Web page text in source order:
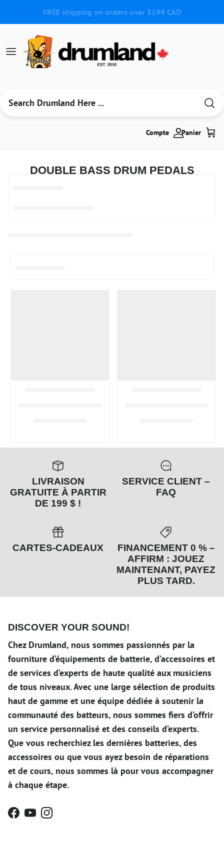
Compte Panier
DOUBLE BASS DRUM PEDALS
LIVRAISON
GRATUITE À PARTIR
DE 199 $ !
SERVICE CLIENT –
FAQ
CARTES-CADEAUX
FINANCEMENT 0 % –
AFFIRM : JOUEZ
MAINTENANT, PAYEZ
PLUS TARD.
DISCOVER YOUR SOUND!
Chez Drumland, nous sommes passionnés par la
fourniture d’équipements de batterie, d’accessoires et
de services d’experts de haute qualité aux musiciens
de tous niveaux. Avec une large sélection de produits
haut de gamme et une équipe dédiée à soutenir la
communauté des batteurs, nous sommes fiers d’offrir
un service personnalisé et des conseils d’experts.
Que vous recherchiez les dernières batteries, des
accessoires ou que vous ayez besoin de réparations
et de cours, nous sommes là pour vous accompagner
à chaque étape.
Facebook
YouTubeInstagram